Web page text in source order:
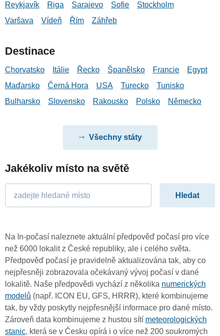
Reykjavík
Riga Sarajevo Sofie
Stockholm
Varšava
Vídeň Řím Záhřeb
Destinace
Chorvatsko Itálie Řecko Španělsko Francie
Egypt
Maďarsko
Černá Hora USA Turecko
Tunisko
Bulharsko
Slovensko Rakousko Polsko Německo
Všechny státy
Jakékoliv místo na světě
Na In-počasí naleznete aktuální předpověď počasí pro více
než 6000 lokalit z České republiky, ale i celého světa.
Předpověď počasí je pravidelně aktualizována tak, aby co
nejpřesněji zobrazovala očekávaný vývoj počasí v dané
lokalitě. Naše předpovědi vychází z několika numerických
modelů (např. ICON EU, GFS, HRRR), které kombinujeme
tak, by vždy poskytly nejpřesnější informace pro dané místo.
Zároveň data kombinujeme z hustou sítí meteorologických
stanic, která se v Česku opírá i o více než 200 soukromých